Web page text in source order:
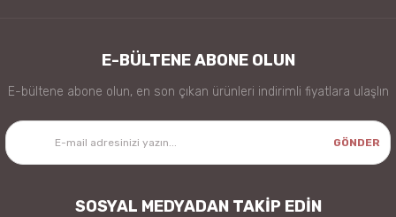
E-BÜLTENE ABONE OLUN
E-bültene abone olun, en son çıkan ürünleri indirimli fiyatlara ulaşlın
GÖNDER
SOSYAL MEDYADAN TAKİP EDİN